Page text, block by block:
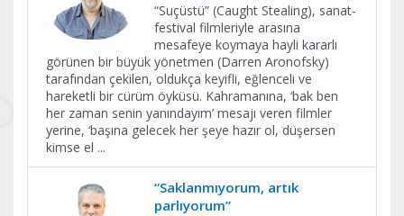
“Suçüstü” (Caught Stealing), sanat-
festival filmleriyle arasına
mesafeye koymaya hayli kararlı
görünen bir büyük yönetmen (Darren Aronofsky)
tarafından çekilen, oldukça keyifli, eğlenceli ve
hareketli bir cürüm öyküsü. Kahramanına, ‘bak ben
her zaman senin yanındayım’ mesajı veren filmler
yerine, ‘başına gelecek her şeye hazır ol, düşersen
kimse el ...
“Saklanmıyorum, artık
parlıyorum”